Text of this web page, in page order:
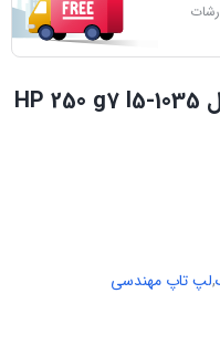
لپ تاپ 15.6 اینچی اچ پی مدل HP 250 g7 I5-1035
,لپ تاپ مهندسی